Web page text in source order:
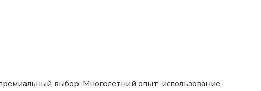
выбор. Многолетний опыт, использование